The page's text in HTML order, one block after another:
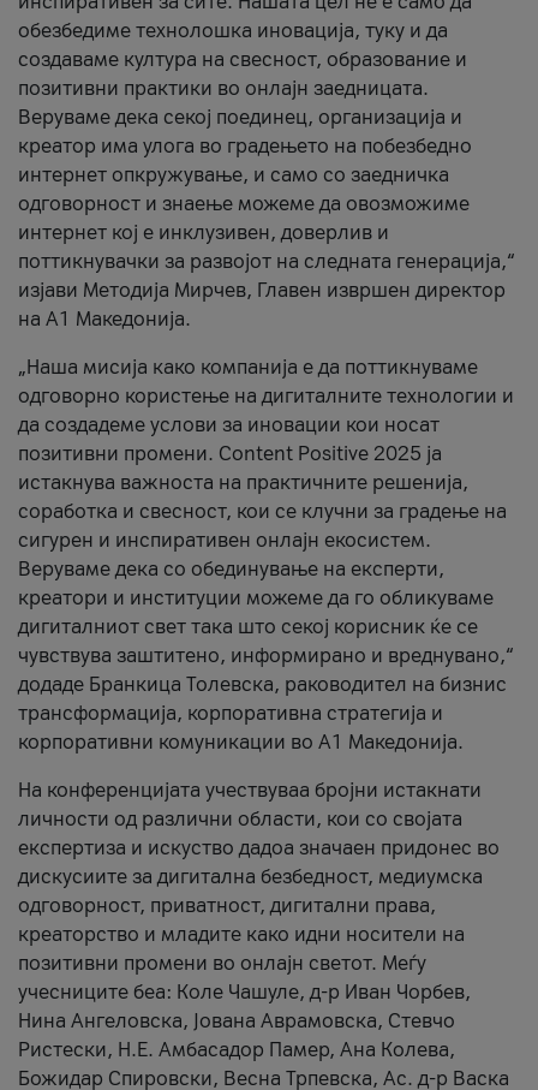
обезбедиме технолошка иновација, туку и да
создаваме култура на свесност, образование и
позитивни практики во онлајн заедницата.
Веруваме дека секој поединец, организација и
креатор има улога во градењето на побезбедно
интернет опкружување, и само со заедничка
одговорност и знаење можеме да овозможиме
интернет кој е инклузивен, доверлив и
поттикнувачки за развојот на следната генерација,“
изјави Методија Мирчев, Главен извршен директор
на А1 Македонија.
„Наша мисија како компанија е да поттикнуваме
одговорно користење на дигиталните технологии и
да создадеме услови за иновации кои носат
позитивни промени. Content Positive 2025 ја
истакнува важноста на практичните решенија,
соработка и свесност, кои се клучни за градење на
сигурен и инспиративен онлајн екосистем.
Веруваме дека со обединување на експерти,
креатори и институции можеме да го обликуваме
дигиталниот свет така што секој корисник ќе се
чувствува заштитено, информирано и вреднувано,“
додаде Бранкица Толевска, раководител на бизнис
трансформација, корпоративна стратегија и
корпоративни комуникации во А1 Македонија.
На конференцијата учествуваа бројни истакнати
личности од различни области, кои со својата
експертиза и искуство дадоа значаен придонес во
дискусиите за дигитална безбедност, медиумска
одговорност, приватност, дигитални права,
креаторство и младите како идни носители на
позитивни промени во онлајн светот. Меѓу
учесниците беа: Коле Чашуле, д-р Иван Чорбев,
Нина Ангеловска, Јована Аврамовска, Стевчо
Ристески, Н.Е. Амбасадор Памер, Ана Колева,
Божидар Спировски, Весна Трпевска, Ас. д-р Васка